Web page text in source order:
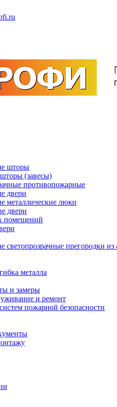
шторы
(завесы)
противопожарные
двери
металлические люки
двери
помещений
светопрозрачные прегородки
металла
и замеры
и ремонт
пожарной безопасности